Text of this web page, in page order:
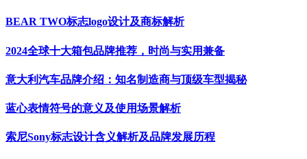
BEAR TWO标志logo设计及商标解析
2024全球十大箱包品牌推荐，时尚与实用兼备
意大利汽车品牌介绍：知名制造商与顶级车型揭秘
蓝心表情符号的意义及使用场景解析
索尼Sony标志设计含义解析及品牌发展历程